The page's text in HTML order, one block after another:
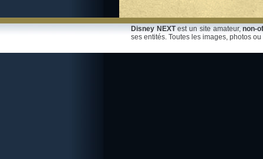
Disney NEXTest un site amateur,non-
ses entités. Toutes les images, photos